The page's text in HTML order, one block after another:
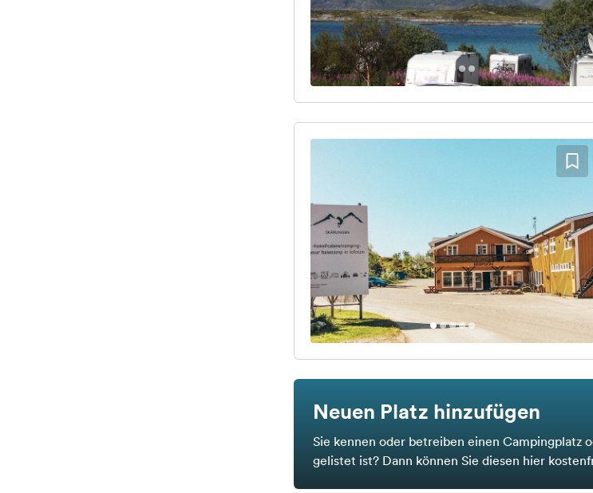
Neuen Platz hinzufügen
Sie kennen oder betreiben einen Campingplatz
gelistet ist? Dann können Sie diesen hier